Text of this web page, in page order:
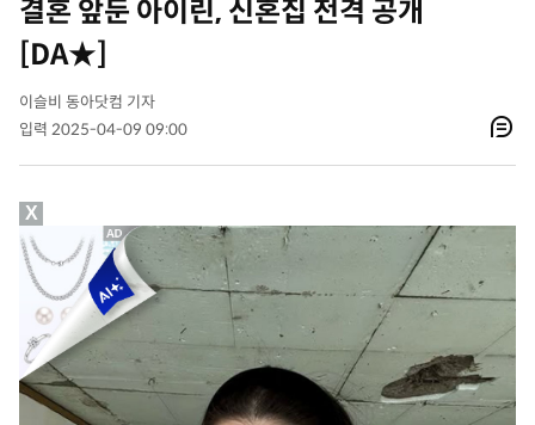
결혼 앞둔 아이린, 신혼집 전격 공개
[DA★]
이슬비 동아닷컴 기자
입력 2025-04-09 09:00
X